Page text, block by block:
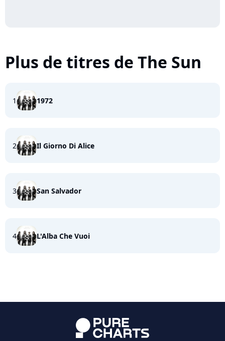
Plus de titres de The Sun
1 1972
2 Il Giorno Di Alice
3 San Salvador
4 L'Alba Che Vuoi